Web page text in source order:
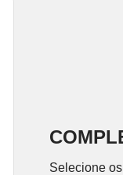
Selecione